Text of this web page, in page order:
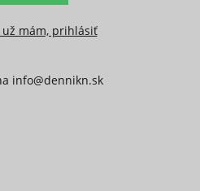
mám, prihlásiť
info@dennikn.sk